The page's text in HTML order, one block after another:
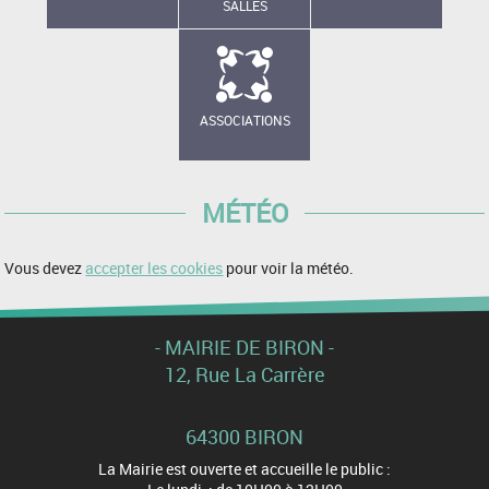
SALLES
ASSOCIATIONS
MÉTÉO
Vous devezaccepter les cookies pour voir la météo.
- MAIRIE DE BIRON -
12, Rue La Carrère
64300 BIRON
La Mairie est ouverte et accueille le public :